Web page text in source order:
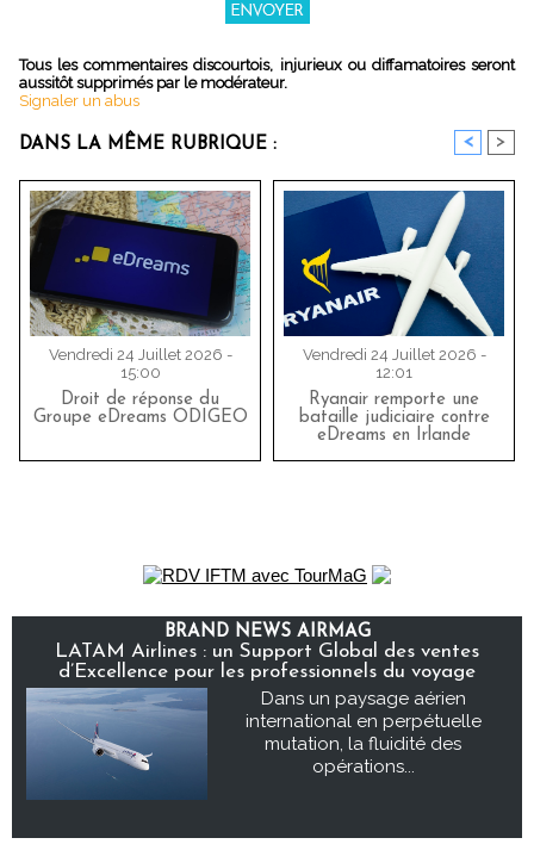
Tous les commentaires discourtois, injurieux ou diffamatoires seront
aussitôt supprimés par le modérateur.
Signaler un abus
DANS LA MÊME RUBRIQUE : < >
Vendredi 24 Juillet 2026 -
15:00
Droit de réponse du
Groupe eDreams ODIGEO
Vendredi 24 Juillet 2026 -
12:01
Ryanair remporte une
bataille judiciaire contre
eDreams en Irlande
BRAND NEWS AIRMAG
LATAM Airlines : un Support Global des ventes
d’Excellence pour les professionnels du voyage
Dans un paysage aérien
international en perpétuelle
mutation, la fluidité des
opérations...